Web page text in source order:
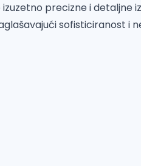
precizne i detaljne
sofisticiranost i